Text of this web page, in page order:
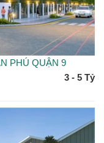
PHÚ QUẬN 9
3 - 5 Tỷ